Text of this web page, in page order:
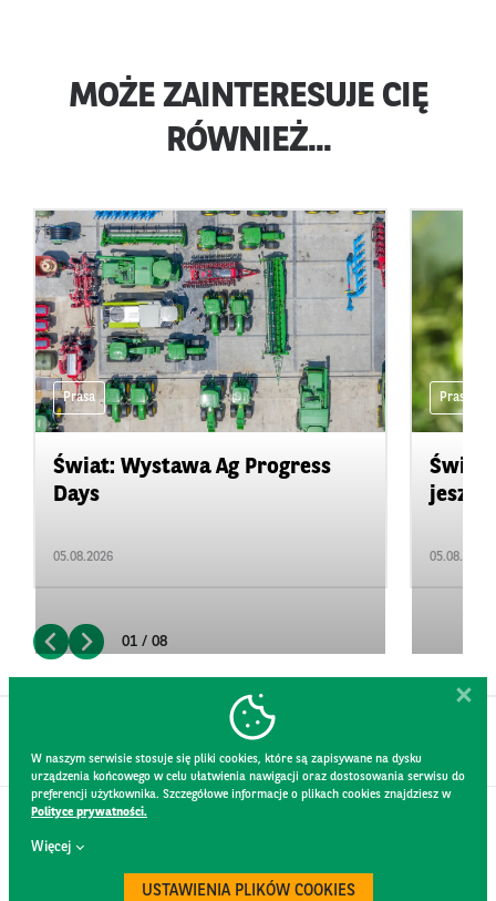
MOŻE ZAINTERESUJE CIĘ
RÓWNIEŻ...
Prasa
Świat: Wystawa Ag Progress
Days
05.08.2026
Prasa
Świat:
05.08.2026
01 / 08
W naszym serwisie stosuje się pliki cookies, które są zapisywane na dysku
urządzenia końcowego w celu ułatwienia nawigacji oraz dostosowania serwisu do
preferencji użytkownika. Szczegółowe informacje o plikach cookies znajdziesz w
Polityce prywatności.
Więcej
USTAWIENIA PLIKÓW COOKIES
KONTAKT
REGULAMIN STRONY
POLITYKA PRYWATNOŚCI